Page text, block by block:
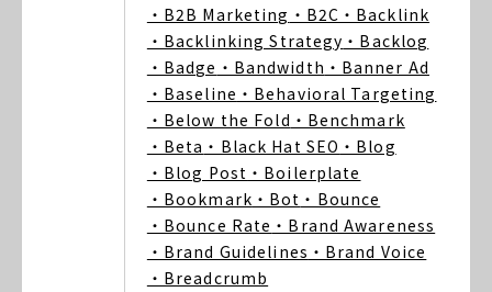
・B2B Marketing ・B2C ・Backlink
・Backlinking Strategy ・Backlog
・Badge ・Bandwidth ・Banner Ad
・Baseline ・Behavioral Targeting
・Below the Fold ・Benchmark
・Beta ・Black Hat SEO ・Blog
・Blog Post ・Boilerplate
・Bookmark ・Bot ・Bounce
・Bounce Rate ・Brand Awareness
・Brand Guidelines ・Brand Voice
・Breadcrumb